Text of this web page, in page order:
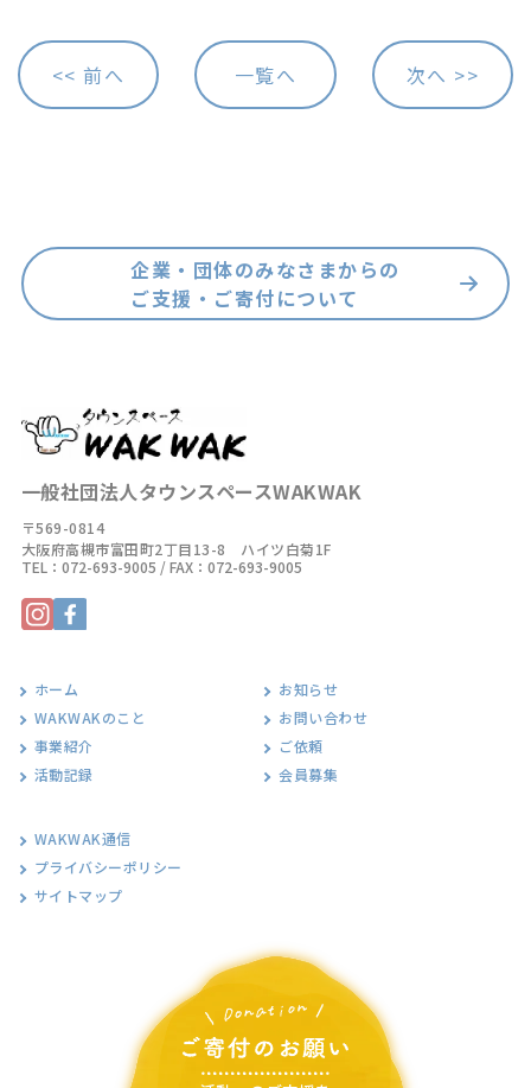
<< 前へ 一覧へ 次へ >>
企業・団体のみなさまからの
ご支援・ご寄付について
一般社団法人タウンスペースWAKWAK
〒569-0814
大阪府高槻市富田町2丁目13-8 ハイツ白菊1F
TEL： 072-693-9005 / FAX：072-693-9005
ホーム
WAKWAKのこと
事業紹介
活動記録
お知らせ
お問い合わせ
ご依頼
会員募集
WAKWAK通信
プライバシーポリシー
サイトマップ